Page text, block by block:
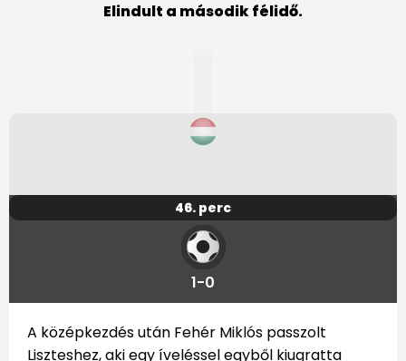
Elindult a második félidő.
46. perc
1-0
A középkezdés után Fehér Miklós passzolt
Liszteshez, aki egy íveléssel egyből kiugratta